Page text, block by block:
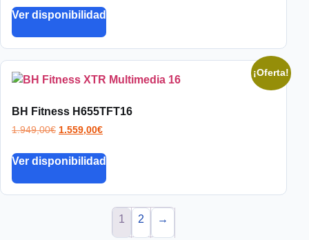
Ver disponibilidad
¡Oferta!
BH Fitness H655TFT16
1.949,00€ 1.559,00€
Ver disponibilidad
1 2 →